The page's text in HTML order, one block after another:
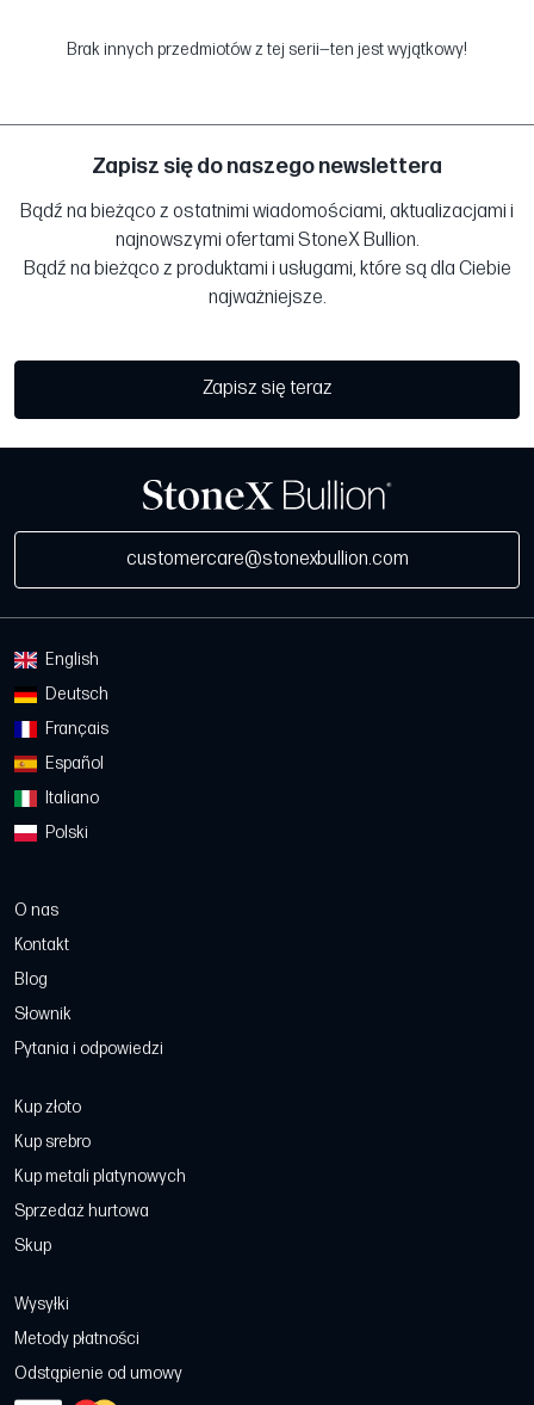
Brak innych przedmiotów z tej serii—ten jest wyjątkowy!
Zapisz się do naszego newslettera
Bądź na bieżąco z ostatnimi wiadomościami, aktualizacjami i
najnowszymi ofertami StoneX Bullion.
Bądź na bieżąco z produktami i usługami, które są dla Ciebie
najważniejsze.
Zapisz się teraz
customercare@stonexbullion.com
English
Deutsch
Français
Español
Italiano
Polski
O nas
Kontakt
Blog
Słownik
Pytania i odpowiedzi
Kup złoto
Kup srebro
Kup metali platynowych
Sprzedaż hurtowa
Skup
Wysyłki
Metody płatności
Odstąpienie od umowy